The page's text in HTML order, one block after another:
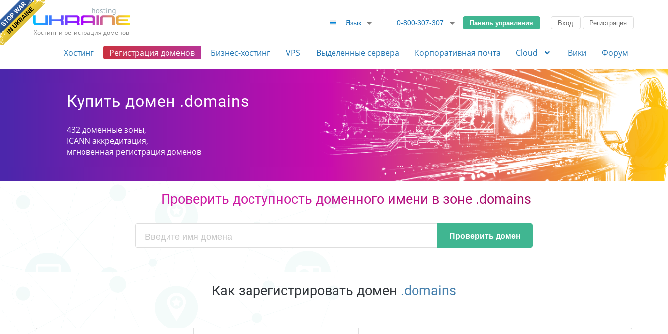
Хостинг и регистрация доменов
Язык 0-800-307-307 Панель управления Вход Регистрация
Хостинг Регистрация доменов Бизнес-хостинг VPS Выделенные сервера Корпоративная почта Cloud Вики Форум
Купить домен .domains
432 доменные зоны,
ICANN аккредитация,
мгновенная регистрация доменов
Проверить доступность доменного имени в зоне .domains
Проверить домен
Как зарегистрировать домен .domains